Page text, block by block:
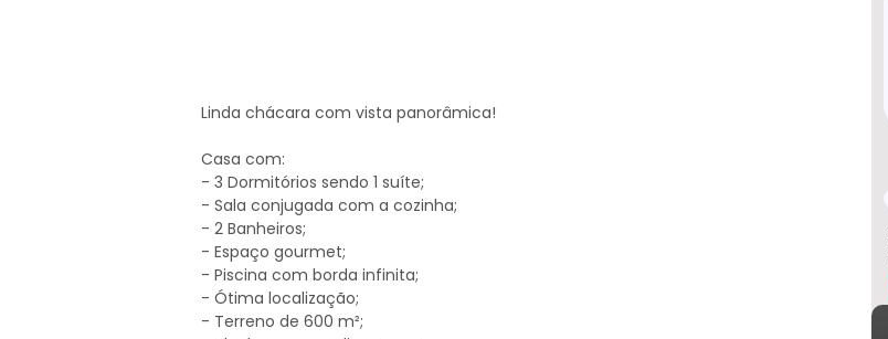
Linda chácara com vista panorâmica!
Casa com:
- 3 Dormitórios sendo 1 suíte;
- Sala conjugada com a cozinha;
- 2 Banheiros;
- Espaço gourmet;
- Piscina com borda infinita;
- Ótima localização;
- Terreno de 600 m²;